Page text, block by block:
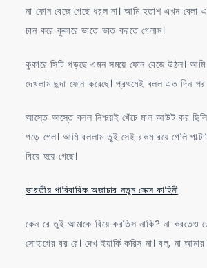
না ফোন বেজে গেছে ধরল না। আমি হতাশ এখন বেলা
চান করে কুকারে ভাতে ভাত করতে গেলাম।
কুকারে সিটি পড়ছে এমন সময়ে ফোন বেজে উঠল।
দেখলাম ছন্দা ফোন করেছে। প্রথমেই বলল এত দিন
আস্তে আস্তে বলল নিশ্চয়ই খেঁচে মাল আউট কর
পড়ে গেল। আমি বললাম তুই সেই রকম রয়ে গেলি
বিয়ে হয়ে গেছে।
ভারতীয় পারিবারিক অজাচার নতুন সেক্স কাহিনী
কেন রে তুই আমাকে বিয়ে করতিস নাকি? না করতেও
সোহাগের বর রে। দেখ ইয়ার্কি করিস না। বল, না আমার